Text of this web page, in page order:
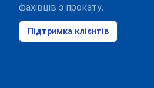
фахівців з прокату.
Підтримка клієнтів